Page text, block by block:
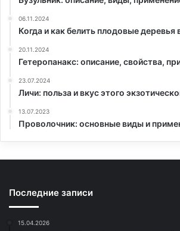
06.11.2024
Когда и как белить плодовые деревья
20.11.2024
Гетеропанакс: описание, свойства,
23.07.2024
Личи: польза и вкус этого
13.07.2023
Проволочник: основные виды и
Последние записи
15.04.2026